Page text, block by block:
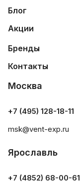
Блог
Акции
Бренды
Контакты
Москва
+7 (495) 128-18-11
msk@vent-exp.ru
Ярославль
+7 (4852) 68-00-61